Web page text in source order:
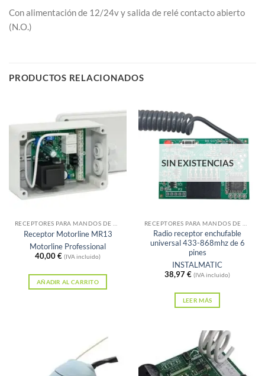
Con alimentación de 12/24v y salida de relé contacto abierto
(N.O.)
PRODUCTOS RELACIONADOS
RECEPTORES PARA MANDOS DE GARAJE
Receptor Motorline MR13
Motorline Professional
40,00€ (IVA incluido)
AÑADIR AL CARRITO
SIN EXISTENCIAS
RECEPTORES PARA MANDOS DE GARAJE
Radio receptor enchufable
universal 433-868mhz de 6
pines
INSTALMATIC
38,97€ (IVA incluido)
LEER MÁS